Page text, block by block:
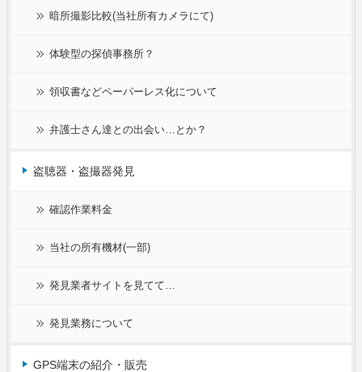
暗所撮影比較(当社所有カメラにて)
体験型の探偵事務所？
領収書などペーパーレス化について
弁護士さん達との出会い…とか？
盗聴器・盗撮器発見
確認作業料金
当社の所有機材(一部)
発見業者サイトを見てて…
発見業務について
GPS端末の紹介・販売